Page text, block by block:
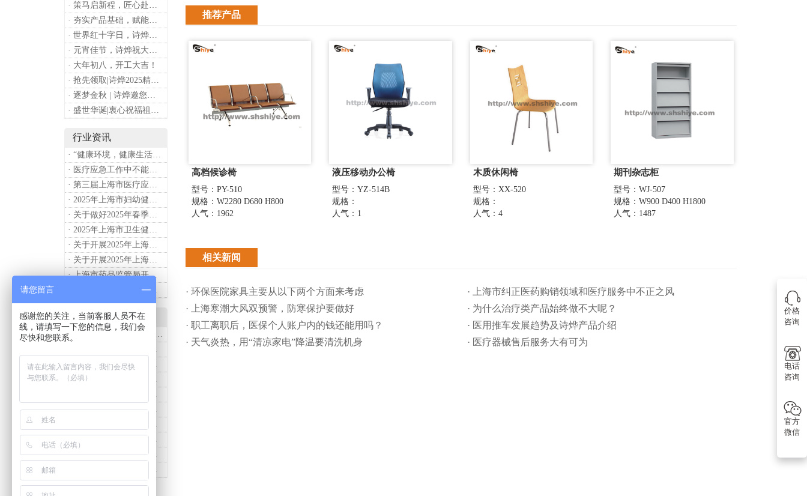
· 策马启新程，匠心赴华章——诗烨开工大吉
· 夯实产品基础，赋能专业服务——上海诗烨办公椅产品基础知识培训圆满开展
· 世界红十字日，诗烨向全体红十字人致以最诚挚的节日祝福
· 元宵佳节，诗烨祝大家团团圆圆
· 大年初八，开工大吉！
· 抢先领取|诗烨2025精美台历超前放送！
· 逐梦金秋 | 诗烨邀您共赴第90届中国国际医疗器械博览会
· 盛世华诞|衷心祝福祖国母亲昌盛富强！
行业资讯
· “健康环境，健康生活”，上海第37个爱国卫生月系列活动
· 医疗应急工作中不能忽略的设备：医用转运车
· 第三届上海市医疗应急青年职业技能大赛暨第八届进博会医疗保障技能大比武活动通知
· 2025年上海市妇幼健康工作要点
· 关于做好2025年春季新冠病毒感染等重点传染病防治工作的通知
· 2025年上海市卫生健康工作要点
· 关于开展2025年上海市健康街镇建设工作的通知
· 关于开展2025年上海市中小微型企业职业健康帮扶工作的通知
· 上海市药品监管局开展进口医疗器械转境内生产工作调研
· 2024年度上海药品监管工作十大亮点
产品知识
· 诗烨推荐：T系列医用推车介绍
· 诗烨医用床头柜购买联系方式及交货时间
· 医用推车发展趋势及诗烨产品介绍
· 诗烨不锈钢仪器车结构详解及应用用途
· 诗烨液压抢救车与手摇抢救车选购指南
· 诗烨不锈钢医用屏风标准款优选四折屏风的核心缘由
· 诗烨西药柜与中药柜的区别及采购选择影响分析
· 诗烨豪华儿童病床婴幼儿功能设计及使用效果
· 诗烨医用办公桌与普通办公桌的区别及医院采购优势
· 诗烨网布办公椅与真皮办公椅优势及选购指南
推荐产品
高档候诊椅
型号：PY-510
规格：W2280 D680 H800
人气：1962
液压移动办公椅
型号：YZ-514B
规格：
人气：1
木质休闲椅
型号：XX-520
规格：
人气：4
期刊杂志柜
型号：WJ-507
规格：W900 D400 H1800
人气：1487
相关新闻
· 环保医院家具主要从以下两个方面来考虑
· 上海市纠正医药购销领域和医疗服务中不正之风
· 上海寒潮大风双预警，防寒保护要做好
· 为什么治疗类产品始终做不大呢？
· 职工离职后，医保个人账户内的钱还能用吗​？
· 医用推车发展趋势及诗烨产品介绍
· 天气炎热，用“清凉家电”降温要清洗机身
· 医疗器械售后服务大有可为
价格
咨询
电话
咨询
官方
微信
请您留言
感谢您的关注，当前客服人员不在
线，请填写一下您的信息，我们会
尽快和您联系。